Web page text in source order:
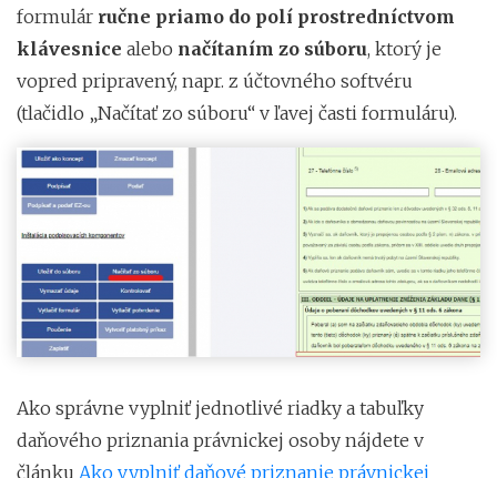
formulár ručne priamo do polí prostredníctvom
klávesnice alebo načítaním zo súboru, ktorý je
vopred pripravený, napr. z účtovného softvéru
(tlačidlo „Načítať zo súboru“ v ľavej časti formuláru).
Ako správne vyplniť jednotlivé riadky a tabuľky
daňového priznania právnickej osoby nájdete v
článku Ako vyplniť daňové priznanie právnickej